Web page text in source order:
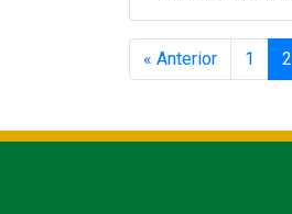
« Anterior 1 2